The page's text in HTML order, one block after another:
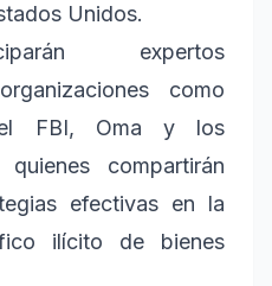
Unidos.
expertos
como
el FBI, Oma y los
quienes compartirán
efectivas en la
ilícito de bienes